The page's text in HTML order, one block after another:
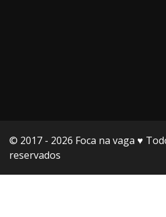
© 2017 - 2026 Foca na vaga ♥️
reservados